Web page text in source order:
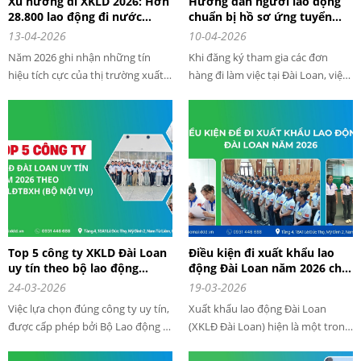
28.800 lao động đi nước
ngoài làm việc trong 3 tháng
13-04-2026
Năm 2026 ghi nhận những tín
hiệu tích cực của thị trường xuất
ngay từ đầu năm.
chuẩn bị hồ sơ ứng tuyển
đơn hàng đài loan chi tiết tại
Sao Mai
10-04-2026
Khi đăng ký tham gia các đơn
hàng đi làm việc tại Đài Loan, việc
động tăng tỷ lệ trúng tuyển lên
đến 80%.
Top 5 công ty XKLD Đài Loan
uy tín theo bộ lao động
thương binh và xã hội (Bộ
24-03-2026
Việc lựa chọn đúng công ty uy tín,
được cấp phép bởi Bộ Lao động –
Điều kiện đi xuất khẩu lao
động Đài Loan năm 2026 chi
tiết nhất
19-03-2026
Xuất khẩu lao động Đài Loan
(XKLĐ Đài Loan) hiện là một trong